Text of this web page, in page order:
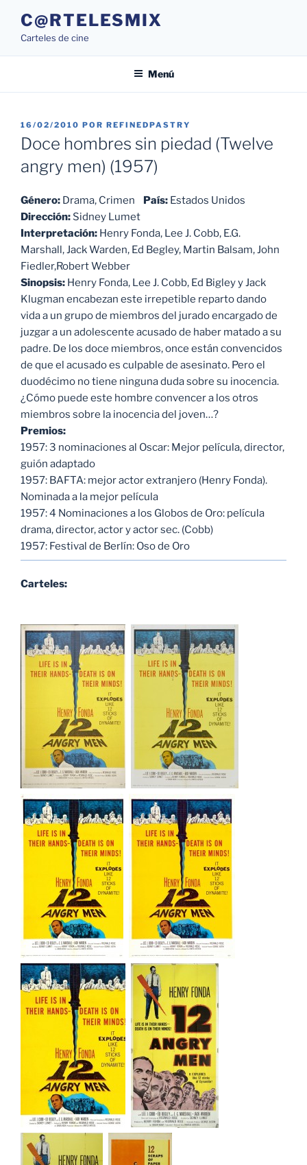
contenido
C@RTELESMIX
Carteles de cine
Menú
PUBLICADO
EL
16/02/2010 POR REFINEDPASTRY
Doce hombres sin piedad (Twelve
angry men) (1957)
Género: Drama, Crimen País: Estados Unidos
Dirección: Sidney Lumet
Interpretación: Henry Fonda, Lee J. Cobb, E.G.
Marshall, Jack Warden, Ed Begley, Martin Balsam, John
Fiedler,Robert Webber
Sinopsis: Henry Fonda, Lee J. Cobb, Ed Bigley y Jack
Klugman encabezan este irrepetible reparto dando
vida a un grupo de miembros del jurado encargado de
juzgar a un adolescente acusado de haber matado a su
padre. De los doce miembros, once están convencidos
de que el acusado es culpable de asesinato. Pero el
duodécimo no tiene ninguna duda sobre su inocencia.
¿Cómo puede este hombre convencer a los otros
miembros sobre la inocencia del joven…?
Premios:
1957: 3 nominaciones al Oscar: Mejor película, director,
guión adaptado
1957: BAFTA: mejor actor extranjero (Henry Fonda).
Nominada a la mejor película
1957: 4 Nominaciones a los Globos de Oro: película
drama, director, actor y actor sec. (Cobb)
1957: Festival de Berlín: Oso de Oro
Carteles: